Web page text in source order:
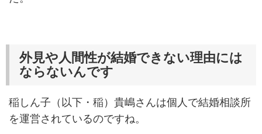
外見や人間性が結婚できない理由には
ならないんです
稲しん子（以下・稲）貴嶋さんは個人で結婚相談所
を運営されているのですね。